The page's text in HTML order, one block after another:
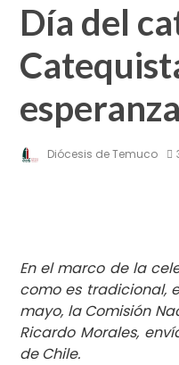
Día del
esperanza
Diócesis de Temuco
En el marco de la
como es tradicional,
mayo, la Comisión
Ricardo Morales,
de Chile.